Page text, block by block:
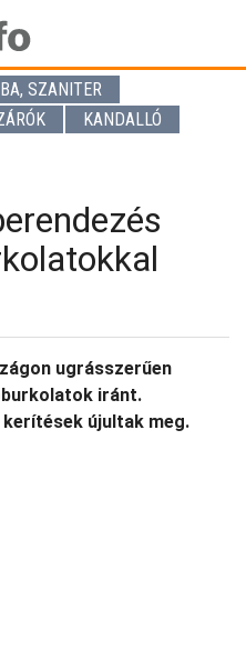
SZANITER
KANDALLÓ
ugrásszerűen
iránt.
újultak meg.